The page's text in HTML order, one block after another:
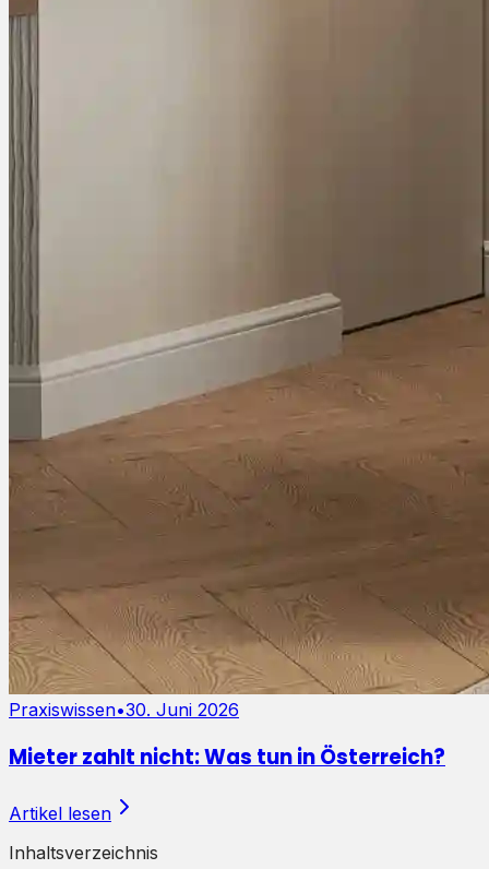
Praxiswissen•30. Juni 2026
Mieter zahlt nicht: Was tun in Österreich?
Artikel lesen
Inhaltsverzeichnis